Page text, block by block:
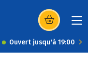
(s’ouvre dans
Ouvert jusqu'à 19:00